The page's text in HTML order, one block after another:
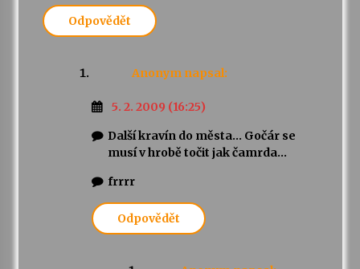
Odpovědět
Anonym napsal:
5. 2. 2009 (16:25)
Další kravín do města… Gočár se
musí v hrobě točit jak čamrda…
frrrr
Odpovědět